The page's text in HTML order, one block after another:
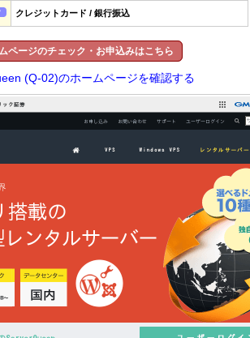
クレジットカード / 銀行振込
ページのチェック・お申込みはこちら
(Q-02)のホームページを確認する